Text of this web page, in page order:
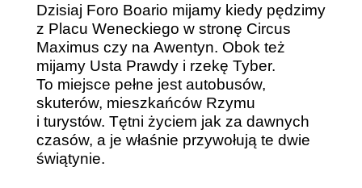
Dzisiaj Foro Boario mijamy kiedy pędzimy
z Placu Weneckiego w stronę Circus
Maximus czy na Awentyn. Obok też
mijamy Usta Prawdy i rzekę Tyber.
To miejsce pełne jest autobusów,
skuterów, mieszkańców Rzymu
i turystów. Tętni życiem jak za dawnych
czasów, a je właśnie przywołują te dwie
świątynie.